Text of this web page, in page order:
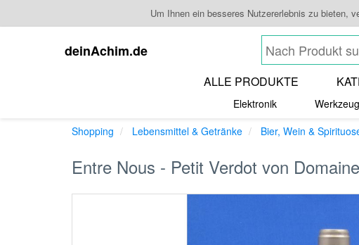
Um Ihnen ein besseres Nutzererlebnis zu bieten,
deinAchim.de
ALLE PRODUKTE
Elektronik Werkzeug
Shopping
Lebensmittel & Getränke Bier, Wein &
Entre Nous - Petit Verdot von